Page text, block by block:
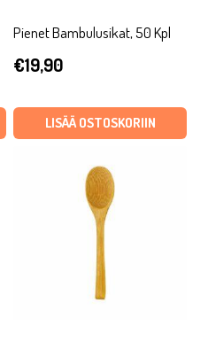
Pienet Bambulusikat, 50 Kpl
€19,90
LISÄÄ OSTOSKORIIN